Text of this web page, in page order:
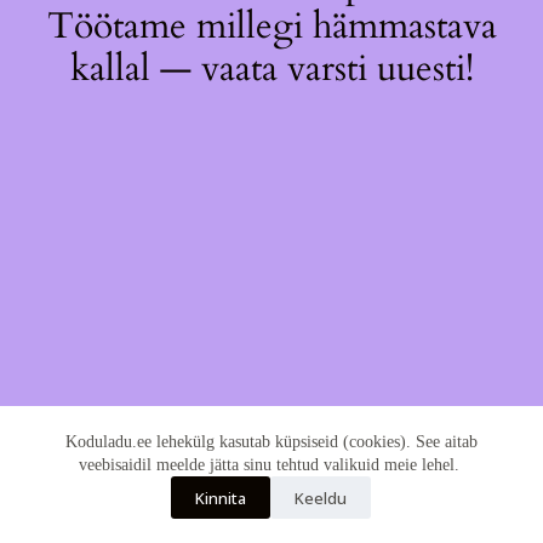
Koduladu.ee lehekülg kasutab küpsiseid (cookies). See aitab
veebisaidil meelde jätta sinu tehtud valikuid meie lehel.
Kinnita Keeldu
Töötame millegi hämmastava
kallal — vaata varsti uuesti!